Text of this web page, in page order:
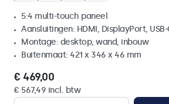
5:4 multi-touch paneel
Aansluitingen: HDMI, DisplayPort, USB-
Montage: desktop, wand, inbouw
Buitenmaat: 421 x 346 x 46 mm
€ 469,00
€ 567,49 incl. btw